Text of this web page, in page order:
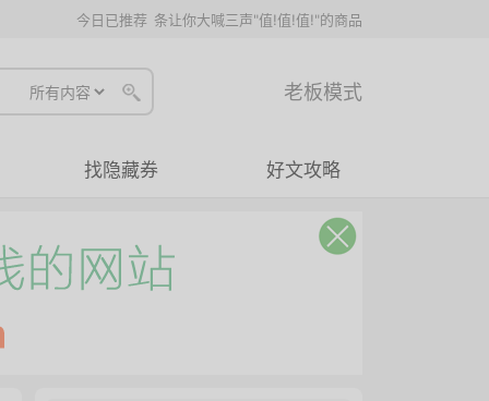
今日已推荐 条让你大喊三声"值!值!值!"的商品
老板模式
找隐藏券 好文攻略